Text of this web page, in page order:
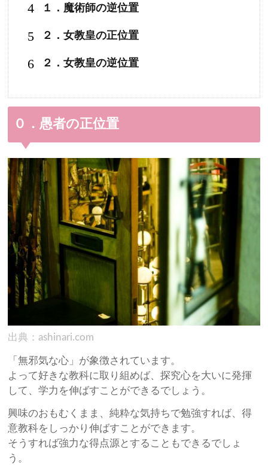
4 １．魔術師の逆位置
5 ２．女教皇の正位置
6 ２．女教皇の逆位置
０．愚者の正位置
出典：ashinari.com
「無邪気な心」が象徴されています。
よって好きな教科に取り組めば、探究心を大いに発揮
して、学力を伸ばすことができるでしょう。
興味のおもむくまま、純粋な気持ちで勉強すれば、得
意教科をしっかり伸ばすことができます。
そうすれば強力な得点源とすることもできるでしょ
う。